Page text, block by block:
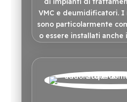
VMC e deumidificatori.
sono particolarmente
o essere installati